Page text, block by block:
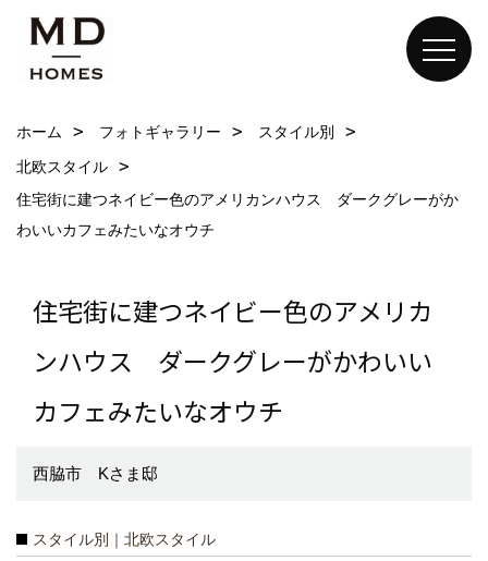
ホーム フォトギャラリー
スタイル別
北欧スタイル
住宅街に建つネイビー色のアメリカンハウス ダークグレーがか
わいいカフェみたいなオウチ
住宅街に建つネイビー色のアメリカ
ンハウス ダークグレーがかわいい
カフェみたいなオウチ
西脇市 Kさま邸
スタイル別｜北欧スタイル